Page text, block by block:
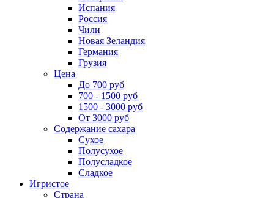
Испания
Россия
Чили
Новая Зеландия
Германия
Грузия
Цена
До 700 руб
700 - 1500 руб
1500 - 3000 руб
От 3000 руб
Содержание сахара
Сухое
Полусухое
Полусладкое
Сладкое
Игристое
Страна